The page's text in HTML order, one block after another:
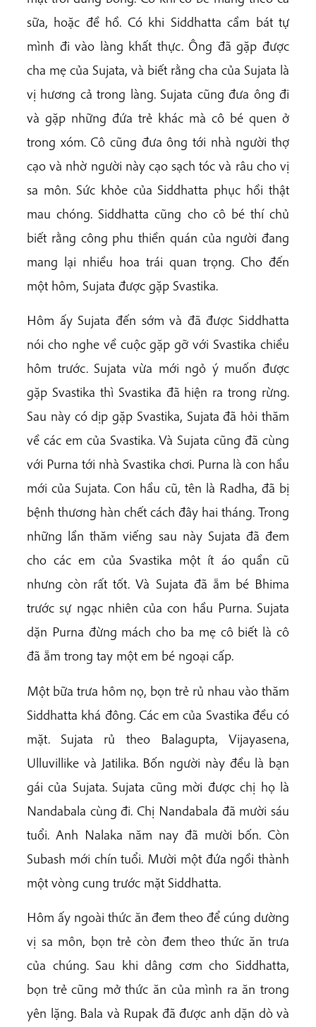
sữa, hoặc đề hồ. Có khi Siddhatta cầm bát tự
mình đi vào làng khất thực. Ông đã gặp được
cha mẹ của Sujata, và biết rằng cha của Sujata là
vị hương cả trong làng. Sujata cũng đưa ông đi
và gặp những đứa trẻ khác mà cô bé quen ở
trong xóm. Cô cũng đưa ông tới nhà người thợ
cạo và nhờ người này cạo sạch tóc và râu cho vị
sa môn. Sức khỏe của Siddhatta phục hồi thật
mau chóng. Siddhatta cũng cho cô bé thí chủ
biết rằng công phu thiền quán của người đang
mang lại nhiều hoa trái quan trọng. Cho đến
một hôm, Sujata được gặp Svastika.
Hôm ấy Sujata đến sớm và đã được Siddhatta
nói cho nghe về cuộc gặp gỡ với Svastika chiều
hôm trước. Sujata vừa mới ngỏ ý muốn được
gặp Svastika thì Svastika đã hiện ra trong rừng.
Sau này có dịp gặp Svastika, Sujata đã hỏi thăm
về các em của Svastika. Và Sujata cũng đã cùng
với Purna tới nhà Svastika chơi. Purna là con hầu
mới của Sujata. Con hầu cũ, tên là Radha, đã bị
bệnh thương hàn chết cách đây hai tháng. Trong
những lần thăm viếng sau này Sujata đã đem
cho các em của Svastika một ít áo quần cũ
nhưng còn rất tốt. Và Sujata đã ẵm bé Bhima
trước sự ngạc nhiên của con hầu Purna. Sujata
dặn Purna đừng mách cho ba mẹ cô biết là cô
đã ẵm trong tay một em bé ngoại cấp.
Một bữa trưa hôm nọ, bọn trẻ rủ nhau vào thăm
Siddhatta khá đông. Các em của Svastika đều có
mặt. Sujata rủ theo Balagupta, Vijayasena,
Ulluvillike và Jatilika. Bốn người này đều là bạn
gái của Sujata. Sujata cũng mời được chị họ là
Nandabala cùng đi. Chị Nandabala đã mười sáu
tuổi. Anh Nalaka năm nay đã mười bốn. Còn
Subash mới chín tuổi. Mười một đứa ngồi thành
một vòng cung trước mặt Siddhatta.
Hôm ấy ngoài thức ăn đem theo để cúng dường
vị sa môn, bọn trẻ còn đem theo thức ăn trưa
của chúng. Sau khi dâng cơm cho Siddhatta,
bọn trẻ cũng mở thức ăn của mình ra ăn trong
yên lặng. Bala và Rupak đã được anh dặn dò và